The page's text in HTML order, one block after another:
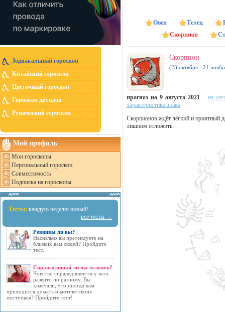
Зодиакальный гороскоп
Китайский гороскоп
Цветочный гороскоп
Гороскоп друидов
Рунический гороскоп
Мой профиль
Мои гороскопы
Персональный гороскоп
Совместимость
Подписка на гороскопы
Тесты: каждую неделю новый!
все тесты →
Ревнивы ли вы?
Насколько вы претендуете на
близких вам людей? Пройдите
тест.
Справедливый ли вы человек?
Чувство справедливости у всех
развито по разному. Вы
замечали, что иногда вам
приходится думать о мотиве своих
поступков? Пройдите тест!
Овен Телец
Скорпион
Скорпион
(23 октября - 21
прогноз на 9 августа 2021
на
характеристика знака
Скорпионов ждёт лёгкий и приятный
лишним отложить.